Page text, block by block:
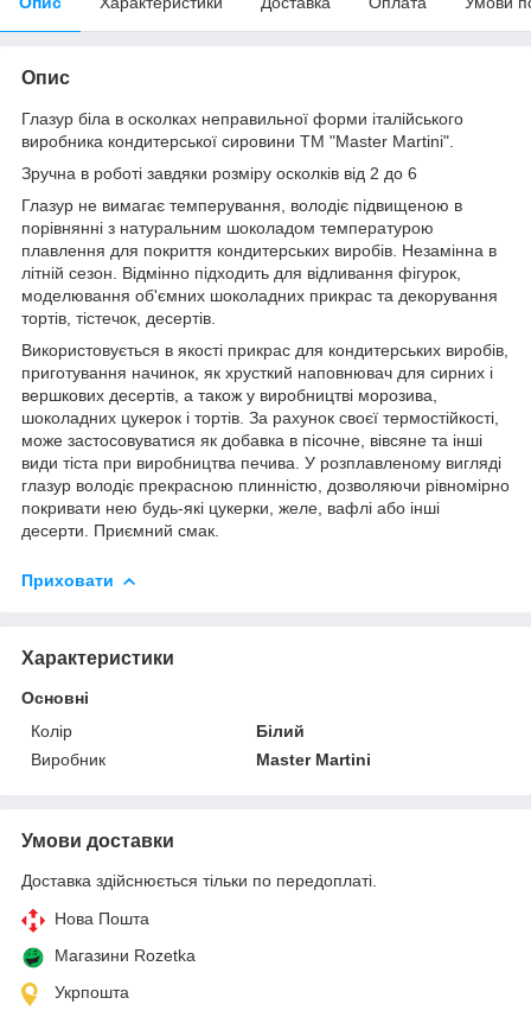
Опис
Глазур біла в осколках неправильної форми італійського
виробника кондитерської сировини ТМ "Master Martini".
Зручна в роботі завдяки розміру осколків від 2 до 6
Глазур не вимагає темперування, володіє підвищеною в
порівнянні з натуральним шоколадом температурою
плавлення для покриття кондитерських виробів. Незамінна в
літній сезон. Відмінно підходить для відливання фігурок,
моделювання об'ємних шоколадних прикрас та декорування
тортів, тістечок, десертів.
Використовується в якості прикрас для кондитерських виробів,
приготування начинок, як хрусткий наповнювач для сирних і
вершкових десертів, а також у виробництві морозива,
шоколадних цукерок і тортів. За рахунок своєї термостійкості,
може застосовуватися як добавка в пісочне, вівсяне та інші
види тіста при виробництва печива. У розплавленому вигляді
глазур володіє прекрасною плинністю, дозволяючи рівномірно
покривати нею будь-які цукерки, желе, вафлі або інші
десерти. Приємний смак.
Приховати
Характеристики
Основні
Колір
Білий
Виробник
Master Martini
Умови доставки
Доставка здійснюється тільки по передоплаті.
Нова Пошта
Магазини Rozetka
Укрпошта